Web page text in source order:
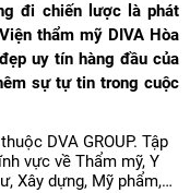
đi chiến lược là phát
thẩm mỹ DIVA Hòa
uy tín hàng đầu của
sự tự tin trong cuộc
DVA GROUP. Tập
vực về Thẩm mỹ, Y
Xây dựng, Mỹ phẩm,…